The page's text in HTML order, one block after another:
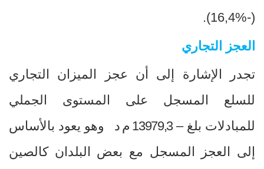
(16,4%-)
.
العجز التجاري
تجدر الإشارة إلى أن عجز الميزان التجاري
للسلع المسجل على المستوى الجملي
للمبادلات بلغ –13979,3 م د
وهو يعود بالأساس
إلى العجز المسجل مع بعض البلدان كالصين